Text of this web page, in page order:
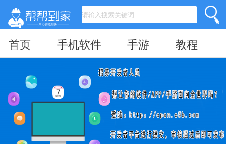
首页 手机软件 手游 教程